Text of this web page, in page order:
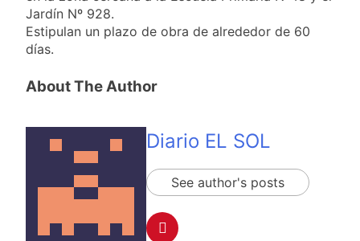
puntos
responsables como
2 Días Atrás
Día Internacional de
la Cerveza: los tres
temperaturas más
bajas de la semana
por qué se celebra
qué representa para
los argentinos
El Senado aprobó la
ley de propiedad
Jardín Nº 928.
Estipulan un plazo de obra de alrededor de 60
días.
About The Author
Diario EL SOL
See author's posts